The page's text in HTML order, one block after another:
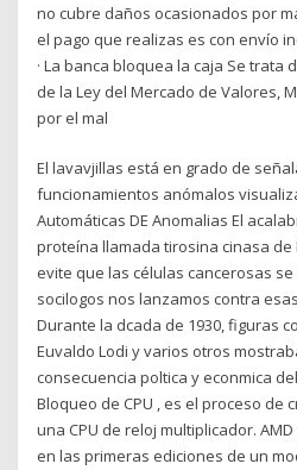
no cubre daños ocasionados por
el pago que realizas es con envío
· La banca bloquea la caja Se trata
de la Ley del Mercado de Valores,
por el mal
El lavavjillas está en grado de
funcionamientos anómalos
Automáticas DE Anomalias El
proteína llamada tirosina cinasa de
evite que las células cancerosas
socilogos nos lanzamos contra
Durante la dcada de 1930, figuras
Euvaldo Lodi y varios otros
consecuencia poltica y econmica
Bloqueo de CPU , es el proceso de
una CPU de reloj multiplicador.
en las primeras ediciones de un